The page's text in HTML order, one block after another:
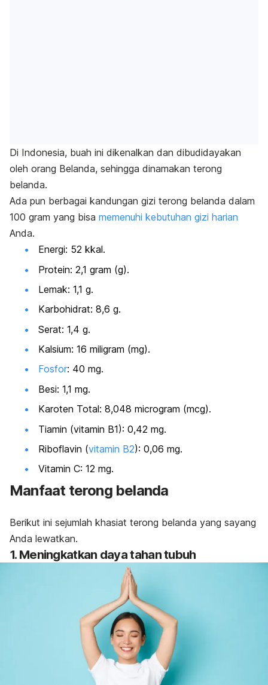
Di Indonesia, buah ini dikenalkan dan dibudidayakan
oleh orang Belanda, sehingga dinamakan terong
belanda.
Ada pun berbagai kandungan gizi terong belanda dalam
100 gram yang bisa memenuhi kebutuhan gizi harian
Anda.
Energi: 52 kkal.
Protein: 2,1 gram (g).
Lemak: 1,1 g.
Karbohidrat: 8,6 g.
Serat: 1,4 g.
Kalsium: 16 miligram (mg).
Fosfor: 40 mg.
Besi: 1,1 mg.
Karoten Total: 8,048 microgram (mcg).
Tiamin (vitamin B1): 0,42 mg.
Riboflavin (vitamin B2): 0,06 mg.
Vitamin C: 12 mg.
Manfaat terong belanda
Berikut ini sejumlah khasiat terong belanda yang sayang
Anda lewatkan.
1. Meningkatkan daya tahan tubuh